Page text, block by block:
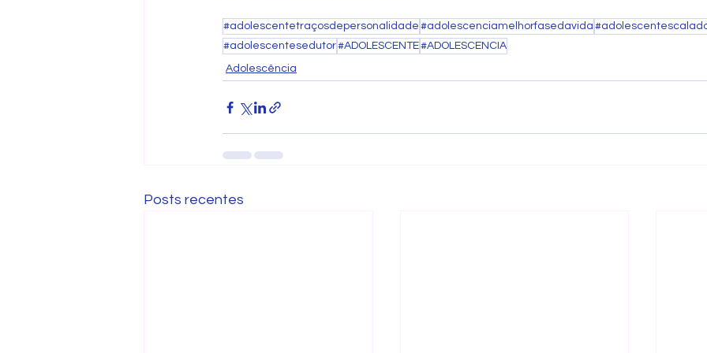
#adolescentetraçosdepersonalidade #adolescenciamelhorfasedavida
#adolescentesedutor#ADOLESCENTE#ADOLESCENCIA
Adolescência
Posts recentes